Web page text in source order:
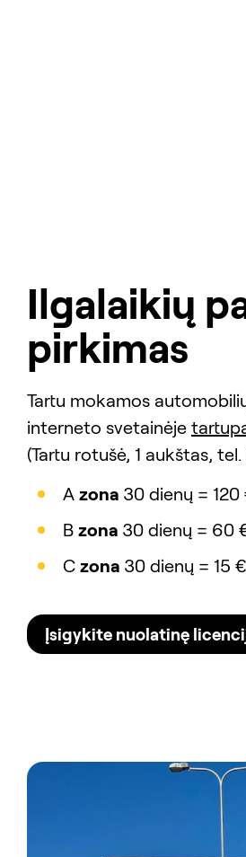
Ilgalaikių
pirkimas
Tartu mokamos
interneto svetainėje
(Tartu rotušė, 1 aukštas,
A zona 30 dienų =
B zona 30 dienų = 60
C zona 30 dienų = 15
Įsigykite nuolatinę